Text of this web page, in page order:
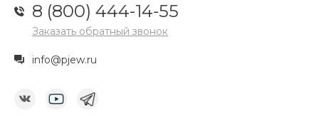
8 (800) 444-14-55
Заказать обратный звонок
info@pjew.ru